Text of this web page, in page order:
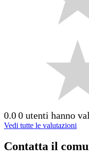
0.00 utenti hanno
Vedi tutte le valutazioni
Contatta il